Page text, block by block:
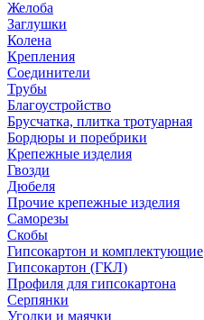
Желоба
Заглушки
Колена
Крепления
Соединители
Трубы
Благоустройство
Брусчатка, плитка тротуарная
Бордюры и поребрики
Крепежные изделия
Гвозди
Дюбеля
Прочие крепежные изделия
Саморезы
Скобы
Гипсокартон и комплектующие
Гипсокартон (ГКЛ)
Профиля для гипсокартона
Серпянки
Уголки и маячки